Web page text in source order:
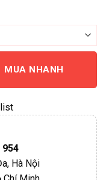
MUA NHANH
954
Hà Nội